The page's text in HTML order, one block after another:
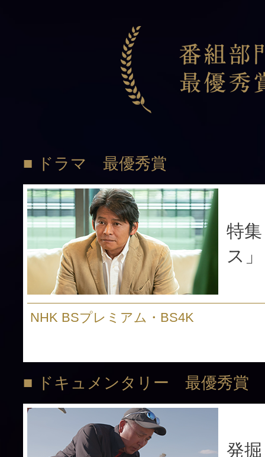
■ ドラマ 最優秀賞
特
ス」
NHK BSプレミアム・BS4K
■ ドキュメンタリー 最優秀賞
発